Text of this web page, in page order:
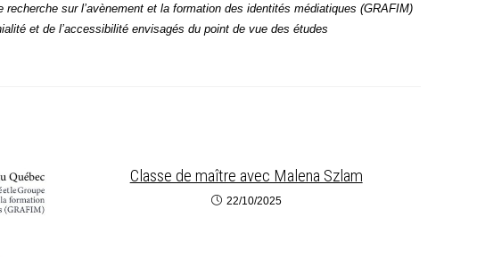
sur l’avènement et la for­ma­tion des iden­ti­tés média­tiques (GRAFIM)
et de l’accessibilité envi­sa­gés du point de vue des études
Classe de maître avec Malena Szlam
22/10/2025